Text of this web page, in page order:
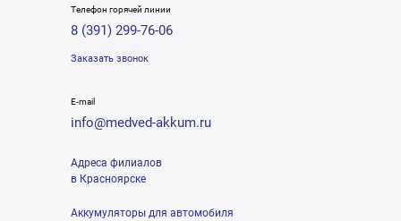
Телефон горячей линии
8 (391) 299-76-06
Заказать звонок
E-mail
info@medved-akkum.ru
Адреса филиалов
в Красноярске
Аккумуляторы для автомобиля